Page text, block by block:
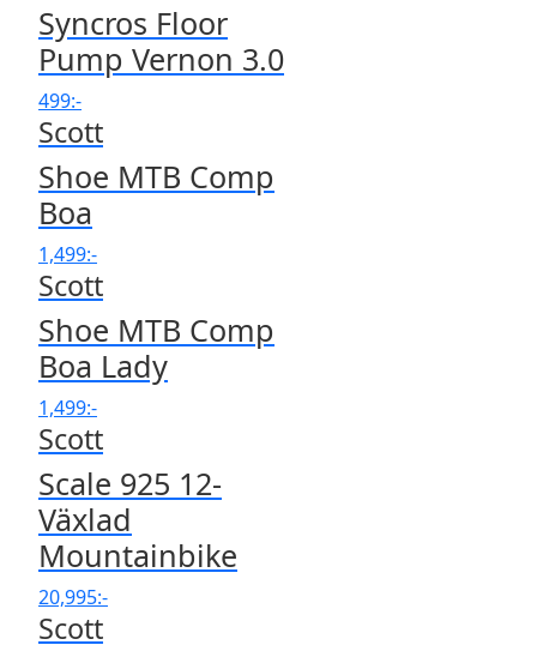
Syncros Floor
Pump Vernon 3.0
499:-
Scott
Shoe MTB Comp
Boa
1,499:-
Scott
Shoe MTB Comp
Boa Lady
1,499:-
Scott
Scale 925 12-
Växlad
Mountainbike
20,995:-
Scott